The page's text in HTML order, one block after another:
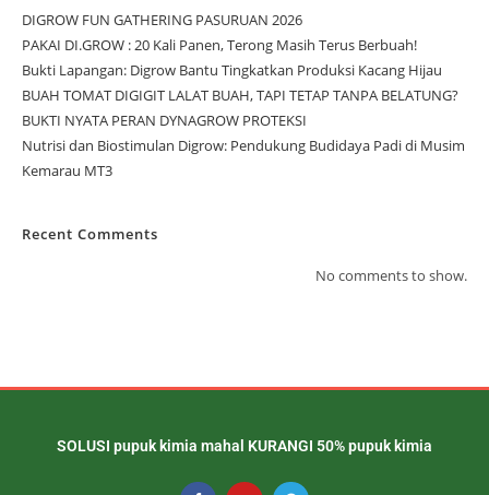
DIGROW FUN GATHERING PASURUAN 2026
PAKAI DI.GROW : 20 Kali Panen, Terong Masih Terus Berbuah!
Bukti Lapangan: Digrow Bantu Tingkatkan Produksi Kacang Hijau
BUAH TOMAT DIGIGIT LALAT BUAH, TAPI TETAP TANPA BELATUNG?
BUKTI NYATA PERAN DYNAGROW PROTEKSI
Nutrisi dan Biostimulan Digrow: Pendukung Budidaya Padi di Musim
Kemarau MT3
Recent Comments
No comments to show.
SOLUSI pupuk kimia mahal KURANGI 50% pupuk kimia